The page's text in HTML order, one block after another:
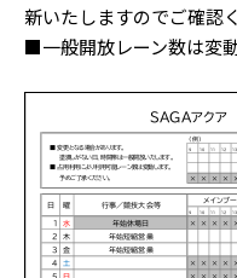
新いたしますのでご確認
■一般開放レーン数は変